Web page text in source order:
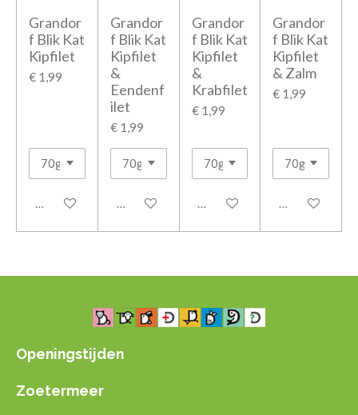
Grandor
f Blik Kat
Kipfilet
€ 1,99
In winkelwagen
Grandor
f Blik Kat
Kipfilet
&
Eendenf
ilet
€ 1,99
In winkelwagen
Grandor
f Blik Kat
Kipfilet
&
Krabfilet
€ 1,99
In winkelwagen
Grandor
f Blik Kat
Kipfilet
& Zalm
€ 1,99
In
Openingstijden
Zoetermeer